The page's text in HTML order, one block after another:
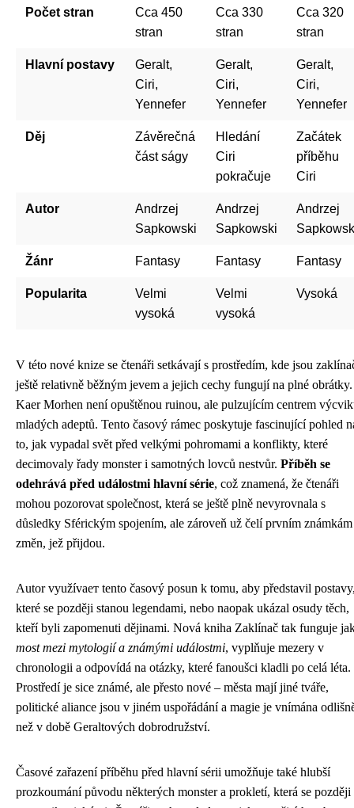
Počet stran
Cca 450
stran
Cca 330
stran
Cca 320
stran
Hlavní postavy
Geralt,
Ciri,
Yennefer
Geralt,
Ciri,
Yennefer
Geralt,
Ciri,
Yennefer
Děj
Závěrečná
část ságy
Hledání
Ciri
pokračuje
Začátek
příběhu
Ciri
Autor
Andrzej
Sapkowski
Andrzej
Sapkowski
Andrzej
Žánr Fantasy Fantasy Fantasy
Popularita
Velmi
vysoká
Velmi
vysoká
Vysoká
V této nové knize se čtenáři setkávají s prostředím, kde jsou
ještě relativně běžným jevem a jejich cechy fungují na plné obrátky.
Kaer Morhen není opuštěnou ruinou, ale pulzujícím centrem
mladých adeptů. Tento časový rámec poskytuje fascinující pohled
to, jak vypadal svět před velkými pohromami a konflikty, které
decimovaly řady monster i samotných lovců nestvůr. Příběh se
odehrává před událostmi hlavní série, což znamená, že čtenáři
mohou pozorovat společnost, která se ještě plně nevyrovnala s
důsledky Sférickým spojením, ale zároveň už čelí prvním známkám
změn, jež přijdou.
Autor využívает tento časový posun k tomu, aby představil
které se později stanou legendami, nebo naopak ukázal osudy těch,
kteří byli zapomenuti dějinami. Nová kniha Zaklínač tak funguje
most mezi mytologií a známými událostmi, vyplňuje mezery v
chronologii a odpovídá na otázky, které fanoušci kladli po celá léta.
Prostředí je sice známé, ale přesto nové – města mají jiné tváře,
politické aliance jsou v jiném uspořádání a magie je vnímána
než v době Geraltových dobrodružství.
Časové zařazení příběhu před hlavní sérii umožňuje také hlubší
prozkoumání původu některých monster a prokletí, která se později